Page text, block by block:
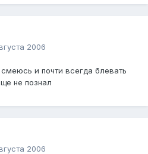
2006
и почти всегда блевать
не познал
2006